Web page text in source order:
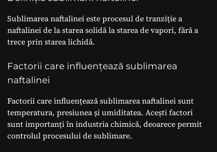
Sublimarea naftalinei este procesul de tranziție a
naftalinei de la starea solidă la starea de vapori, fără a
trece prin starea lichidă.
Factorii care influențează sublimarea
naftalinei
Factorii care influențează sublimarea naftalinei sunt
temperatura, presiunea și umiditatea. Acești factori
sunt importanți în industria chimică, deoarece permit
controlul procesului de sublimare.